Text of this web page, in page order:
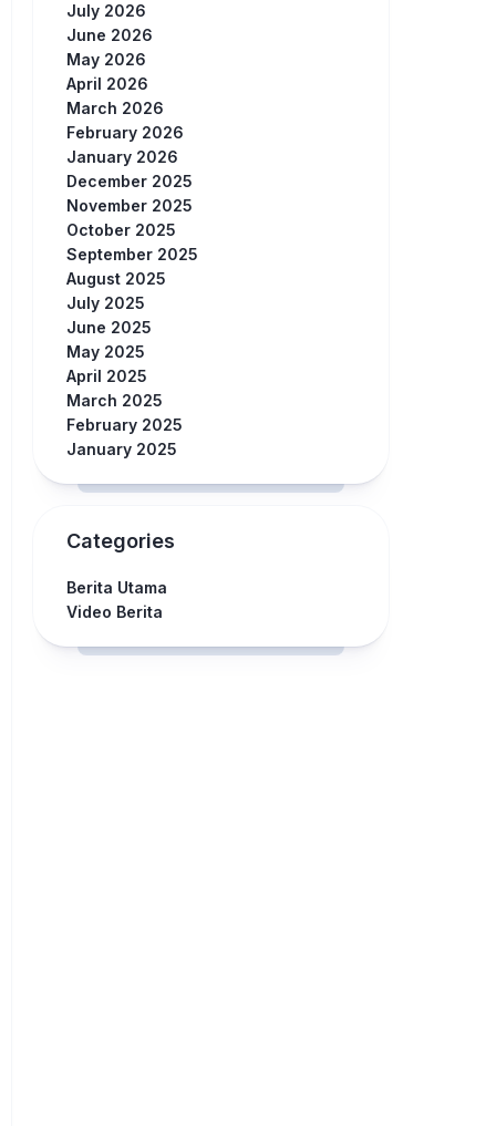
July 2026
June 2026
May 2026
April 2026
March 2026
February 2026
January 2026
December 2025
November 2025
October 2025
September 2025
August 2025
July 2025
June 2025
May 2025
April 2025
March 2025
February 2025
January 2025
Categories
Berita Utama
Video Berita